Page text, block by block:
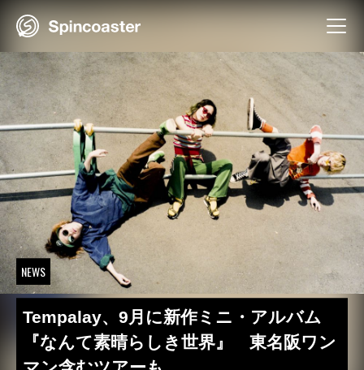
Skip
NEWS
Tempalay、9月に新作ミニ・アルバム
『なんて素晴らしき世界』 東名阪ワン